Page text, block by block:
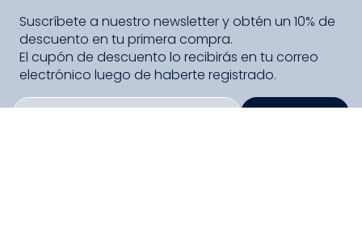
Suscríbete a nuestro newsletter y obtén un 10% de
descuento en tu primera compra.
El cupón de descuento lo recibirás en tu correo
electrónico luego de haberte registrado.
SUSCRIBIRME